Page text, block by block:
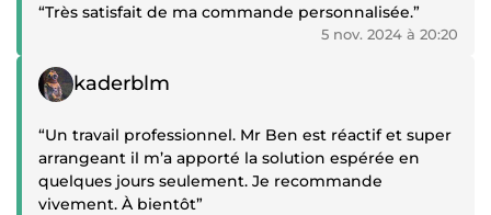
“Très satisfait de ma commande personnalisée.”
5 nov. 2024 à 20:20
Témoignage positif
kaderblm
“Un travail professionnel. Mr Ben est réactif et super
arrangeant il m’a apporté la solution espérée en
quelques jours seulement. Je recommande
vivement. À bientôt”